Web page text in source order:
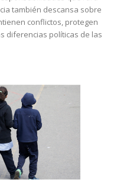
también descansa sobre
conflictos, protegen
diferencias políticas de las